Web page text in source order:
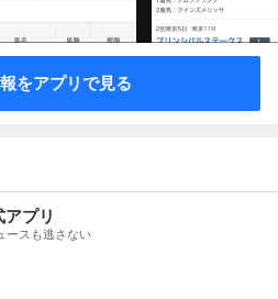
をアプリで見る
プリ
ースも逃さない